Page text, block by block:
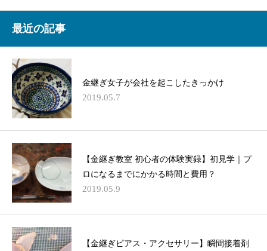
最近の記事
金継ぎ女子が会社を起こしたきっかけ
2019.05.7
【金継ぎ教室 初心者の体験実録】初見学｜プ
ロになるまでにかかる時間と費用？
2019.05.9
【金継ぎピアス・アクセサリー】瞬間接着剤